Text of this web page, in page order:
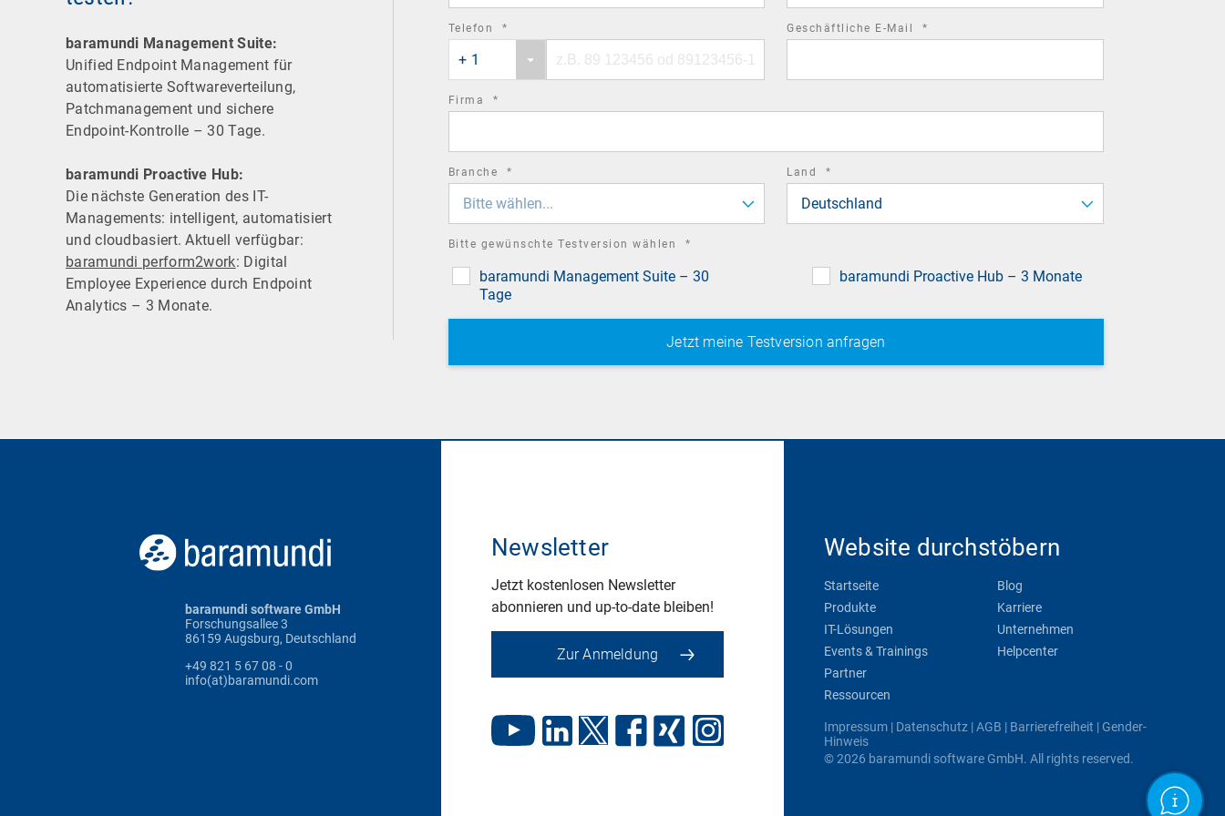
baramundi Management Suite:
Unified Endpoint Management für
automatisierte Software­verteilung,
Patchmanagement und sichere
Endpoint-Kontrolle – 30 Tage.
baramundi Proactive Hub:
Die nächste Generation des IT-
Managements: intelligent, automatisiert
und cloudbasiert. Aktuell verfügbar:
baramundi perform2work: Digital
Employee Experience durch Endpoint
Analytics – 3 Monate.
Telefon *
country
code
+ 1
number
Geschäftliche E-Mail *
Firma *
Branche *
Bitte wählen...
Land *
Deutschland
Bitte gewünschte Testversion wählen *
baramundi Management Suite – 30
Tage
baramundi Proactive Hub – 3 Monate
baramundi software GmbH
Forschungsallee 3
86159 Augsburg, Deutschland
+49 821 5 67 08 - 0
info(at)baramundi.com
Newsletter
Jetzt kostenlosen Newsletter
abonnieren und up-to-date bleiben!
Zur Anmeldung
Website durchstöbern
Startseite
Produkte
IT-Lösungen
Events & Trainings
Partner
Ressourcen
Blog
Karriere
Unternehmen
Helpcenter
Impressum| Datenschutz|AGB | Barrierefreiheit | Gender-
Hinweis
© 2026 baramundi software GmbH. All rights reserved.